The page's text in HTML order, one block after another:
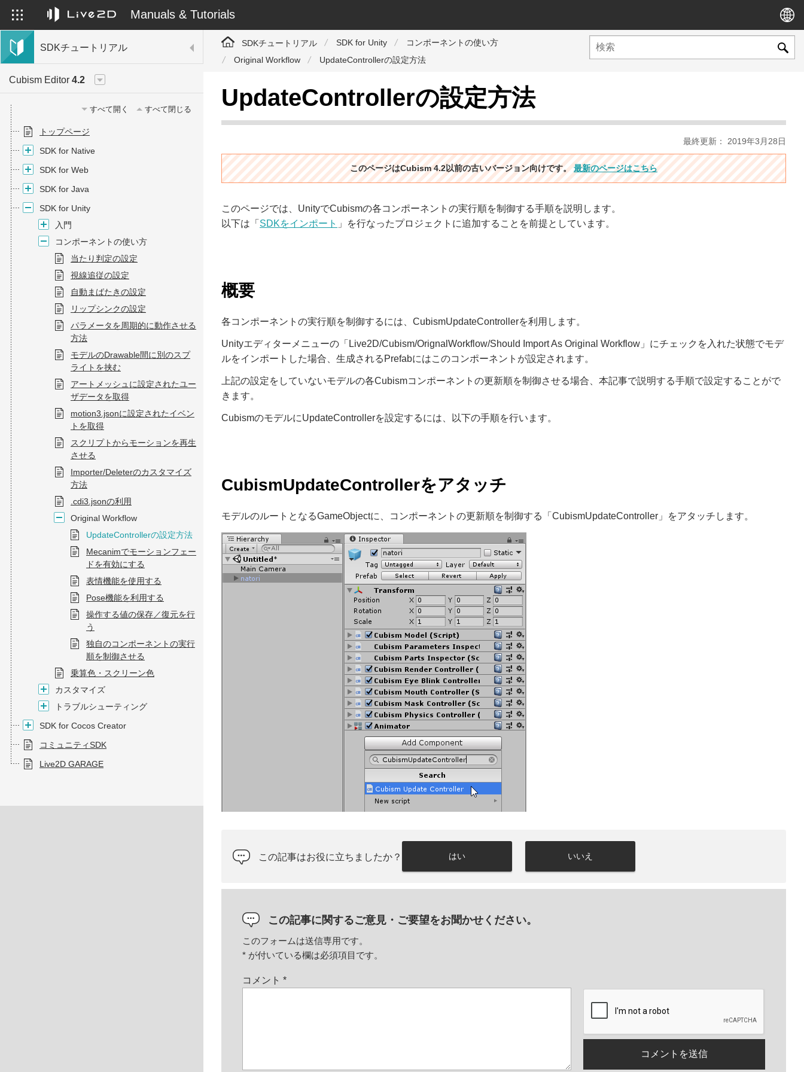
Manuals & Tutorials
SDKチュートリアル
Cubism Editor 4.2
すべて開く すべて閉じる
トップページ
SDK for Native
SDK for Web
SDK for Java
SDK for Unity
入門
コンポーネントの使い方
当たり判定の設定
視線追従の設定
自動まばたきの設定
リップシンクの設定
パラメータを周期的に動作させる
方法
モデルのDrawable間に別のスプ
ライトを挟む
アートメッシュに設定されたユー
ザデータを取得
motion3.jsonに設定されたイベン
トを取得
スクリプトからモーションを再生
させる
Importer/Deleterのカスタマイズ
方法
.cdi3.jsonの利用
Original Workflow
UpdateControllerの設定方法
Mecanimでモーションフェー
ドを有効にする
表情機能を使用する
Pose機能を利用する
操作する値の保存／復元を行
う
独自のコンポーネントの実行
順を制御させる
乗算色・スクリーン色
カスタマイズ
トラブルシューティング
SDK for Cocos Creator
コミュニティSDK
Live2D GARAGE
SDKチュートリアル SDK for Unity
コンポーネントの使い方
Original Workflow
UpdateControllerの設定方法
UpdateControllerの設定方法
最終更新： 2019年3月28日
このページはCubism 4.2以前の古いバージョン向けです。最新のページはこちら
このページでは、UnityでCubismの各コンポーネントの実行順を制御する手順を説明します。
以下は「 SDKをインポート 」を行なったプロジェクトに追加することを前提としています。
概要
各コンポーネントの実行順を制御するには、CubismUpdateControllerを利用します。
Unityエディターメニューの「Live2D/Cubism/OrignalWorkflow/Should Import As Original Workflow」にチェックを入れた状態でモデ
ルをインポートした場合、生成されるPrefabにはこのコンポーネントが設定されます。
上記の設定をしていないモデルの各Cubismコンポーネントの更新順を制御させる場合、本記事で説明する手順で設定することがで
きます。
CubismのモデルにUpdateControllerを設定するには、以下の手順を行います。
CubismUpdateControllerをアタッチ
モデルのルートとなるGameObjectに、コンポーネントの更新順を制御する「CubismUpdateController」をアタッチします。
この記事はお役に立ちましたか？ はい いいえ
この記事に関するご意見・ ご要望をお聞かせください。
このフォームは送信専用です。
* が付いている欄は必須項目です。
コメント *